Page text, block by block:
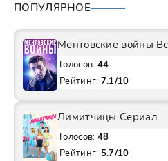
ПОПУЛЯРНОЕ
Голосов: 44
Рейтинг: 7.1/10
Лимитчицы Сериал
Голосов: 48
Рейтинг: 5.7/10